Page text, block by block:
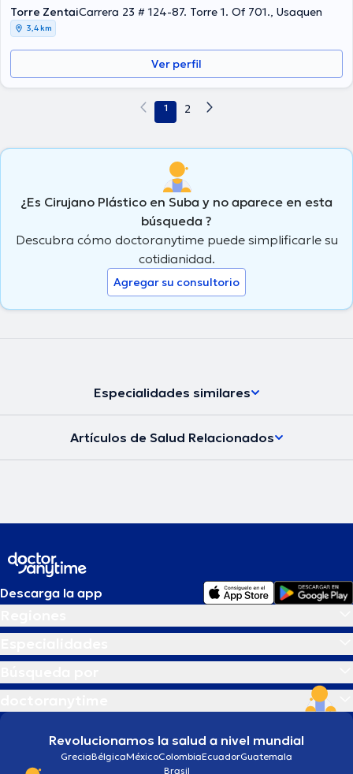
Torre ZentaiCarrera 23 # 124-87. Torre 1. Of 701., Usaquen
3,4 km
Ver perfil
1 2
¿Es Cirujano Plástico en Suba y no aparece en esta
búsqueda ?
Descubra cómo doctoranytime puede simplificarle su
cotidianidad.
Agregar su consultorio
Especialidades similares
Artículos de Salud Relacionados
Descarga la app
Revolucionamos la salud a nivel mundial
GreciaBélgicaMéxicoColombiaEcuadorGuatemala
Brasil